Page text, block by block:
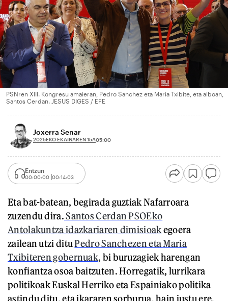
PSNren XIII. Kongresu amaieran, Pedro Sanchez eta Maria Txibite, eta alboan,
Santos Cerdan. JESUS DIGES / EFE
Joxerra Senar
2025EKO EKAINAREN 15A05:00
Entzun
00:00:00 00:14:03
Eta bat-batean, begirada guztiak Nafarroara
zuzendu dira.Santos Cerdan PSOEko
Antolakuntza idazkariaren dimisioakegoera
zailean utzi dituPedro Sanchezen eta Maria
Txibiteren gobernuak, bi buruzagiek harengan
konfiantza osoa baitzuten. Horregatik, lurrikara
politikoak Euskal Herriko eta Espainiako politika
astindu ditu, eta ikararen sorburua, hain justu ere,